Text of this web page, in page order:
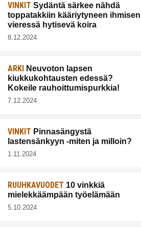
VINKIT Sydäntä särkee nähdä
toppatakkiin kääriytyneen ihmisen
vieressä hytisevä koira
8.12.2024
ARKI Neuvoton lapsen
kiukkukohtausten edessä?
Kokeile rauhoittumispurkkia!
7.12.2024
VINKIT Pinnasängystä
lastensänkyyn -miten ja milloin?
1.11.2024
RUUHKAVUODET 10 vinkkiä
mielekkäämpään työelämään
5.10.2024